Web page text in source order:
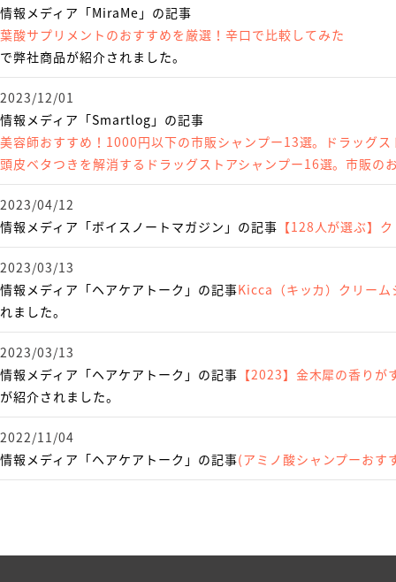
情報メディア「MiraMe」の記事
葉酸サプリメントのおすすめを厳選！辛口で比較してみた
で弊社商品が紹介されました。
2023/12/01
情報メディア「Smartlog」の記事
美容師おすすめ！1000円以下の市販シャンプー13選。ドラッグ
頭皮ベタつきを解消するドラッグストアシャンプー16選。市販の
2023/04/12
情報メディア「ボイスノートマガジン」の記事 【128人が選ぶ】
2023/03/13
情報メディア「ヘアケアトーク」の記事Kicca（キッカ）クリー
れました。
2023/03/13
情報メディア「ヘアケアトーク」の記事 【2023】金木犀の香り
が紹介されました。
2022/11/04
情報メディア「ヘアケアトーク」の記事(アミノ酸シャンプーおす